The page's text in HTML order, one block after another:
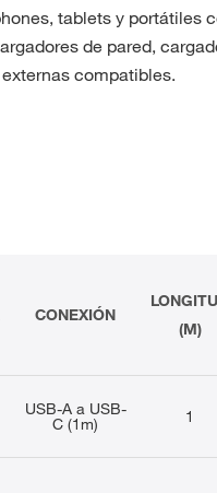
tablets y portátiles
de pared,
compatibles.
CONEXIÓN
(M)
USB-A a USB-
C (1m) 1